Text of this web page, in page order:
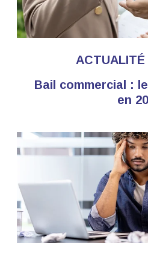
ACTUALITÉ
Bail commercial :
en